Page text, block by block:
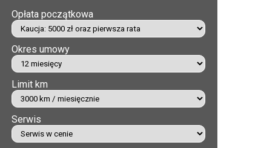
Opłata początkowa
Okres umowy
Limit km
Serwis